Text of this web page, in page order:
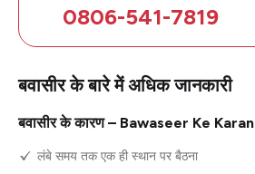
बवासीर के बारे में अधिक जानकारी
बवासीर के कारण – Bawaseer Ke Karan
लंबे समय तक एक ही स्थान पर बैठना
0806-541-7819